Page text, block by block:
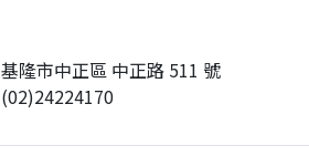
基隆市中正區 中正路 511 號
(02)24224170